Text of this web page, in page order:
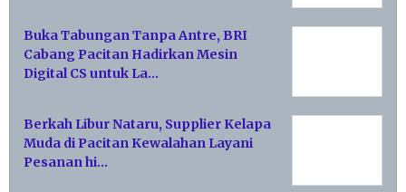
Buka Tabungan Tanpa Antre, BRI
Cabang Pacitan Hadirkan Mesin
Digital CS untuk La…
Berkah Libur Nataru, Supplier Kelapa
Muda di Pacitan Kewalahan Layani
Pesanan hi…